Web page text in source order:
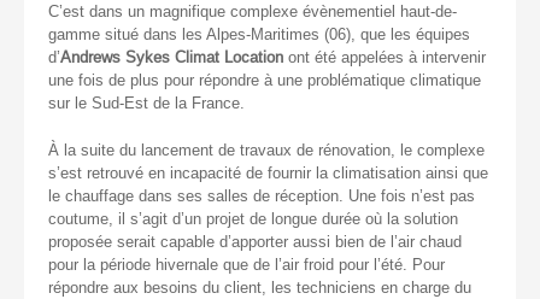
C’est dans un magnifique complexe évènementiel haut-de-
gamme situé dans les Alpes-Maritimes (06), que les équipes
d’Andrews Sykes Climat Location ont été appelées à intervenir
une fois de plus pour répondre à une problématique climatique
sur le Sud-Est de la France.
À la suite du lancement de travaux de rénovation, le complexe
s’est retrouvé en incapacité de fournir la climatisation ainsi que
le chauffage dans ses salles de réception. Une fois n’est pas
coutume, il s’agit d’un projet de longue durée où la solution
proposée serait capable d’apporter aussi bien de l’air chaud
pour la période hivernale que de l’air froid pour l’été. Pour
répondre aux besoins du client, les techniciens en charge du